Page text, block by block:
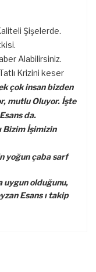
Şişelerde.
Alabilirsiniz.
Krizini keser
çok insan bizden
mutlu Oluyor. İşte
da.
Bizim İşimizin
yoğun çaba sarf
uygun olduğunu,
Esans ı takip